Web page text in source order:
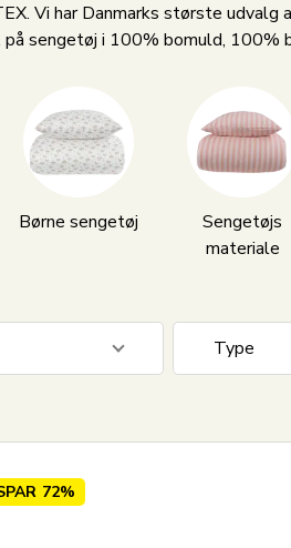
Vi har Danmarks største
sengetøj i 100% bomuld, 100%
Børne sengetøj
Sengetøjs
materiale
Type
72%